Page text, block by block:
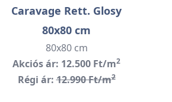
Caravage Rett. Glosy
80x80 cm
80x80 cm
Akciós ár: 12.500 Ft/m2
Régi ár:12.990 Ft/m2